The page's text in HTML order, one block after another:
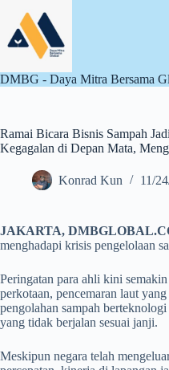
content
DMBG - Daya Mitra Bersama
Ramai Bicara Bisnis Sampah
Kegagalan di Depan Mata,
Konrad Kun 11/
JAKARTA,
menghadapi krisis pengelolaan
Peringatan para ahli kini
perkotaan, pencemaran laut
pengolahan sampah
yang tidak berjalan sesuai janji.
Meskipun negara telah